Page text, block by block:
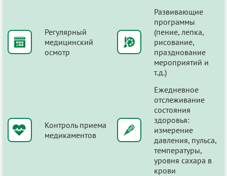
Регулярный
медицинский
осмотр
Развивающие
программы
(пение, лепка,
рисование,
празднование
мероприятий и
т.д.)
Контроль приема
медикаментов
Ежедневное
отслеживание
состояния
здоровья:
измерение
давления, пульса,
температуры,
уровня сахара в
крови